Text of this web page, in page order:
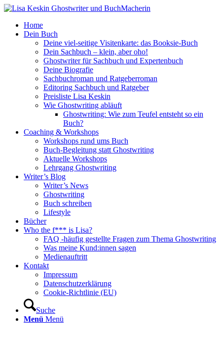
Home
Dein Buch
Deine viel-seitige Visitenkarte: das Booksie-Buch
Dein Sachbuch – klein, aber oho!
Ghostwriter für Sachbuch und Expertenbuch
Deine Biografie
Sachbuchroman und Ratgeberroman
Editoring Sachbuch und Ratgeber
Preisliste Lisa Keskin
Wie Ghostwriting abläuft
Ghostwriting: Wie zum Teufel entsteht so ein
Buch?
Coaching & Workshops
Workshops rund ums Buch
Buch-Begleitung statt Ghostwriting
Aktuelle Workshops
Lehrgang Ghostwriting
Writer’s Blog
Writer’s News
Ghostwriting
Buch schreiben
Lifestyle
Bücher
Who the f*** is Lisa?
FAQ -häufig gestellte Fragen zum Thema Ghostwriting
Was meine Kund:innen sagen
Medienauftritt
Kontakt
Impressum
Datenschutzerklärung
Cookie-Richtlinie (EU)
Suche
Menü Menü